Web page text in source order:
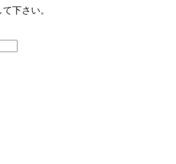
下さい。